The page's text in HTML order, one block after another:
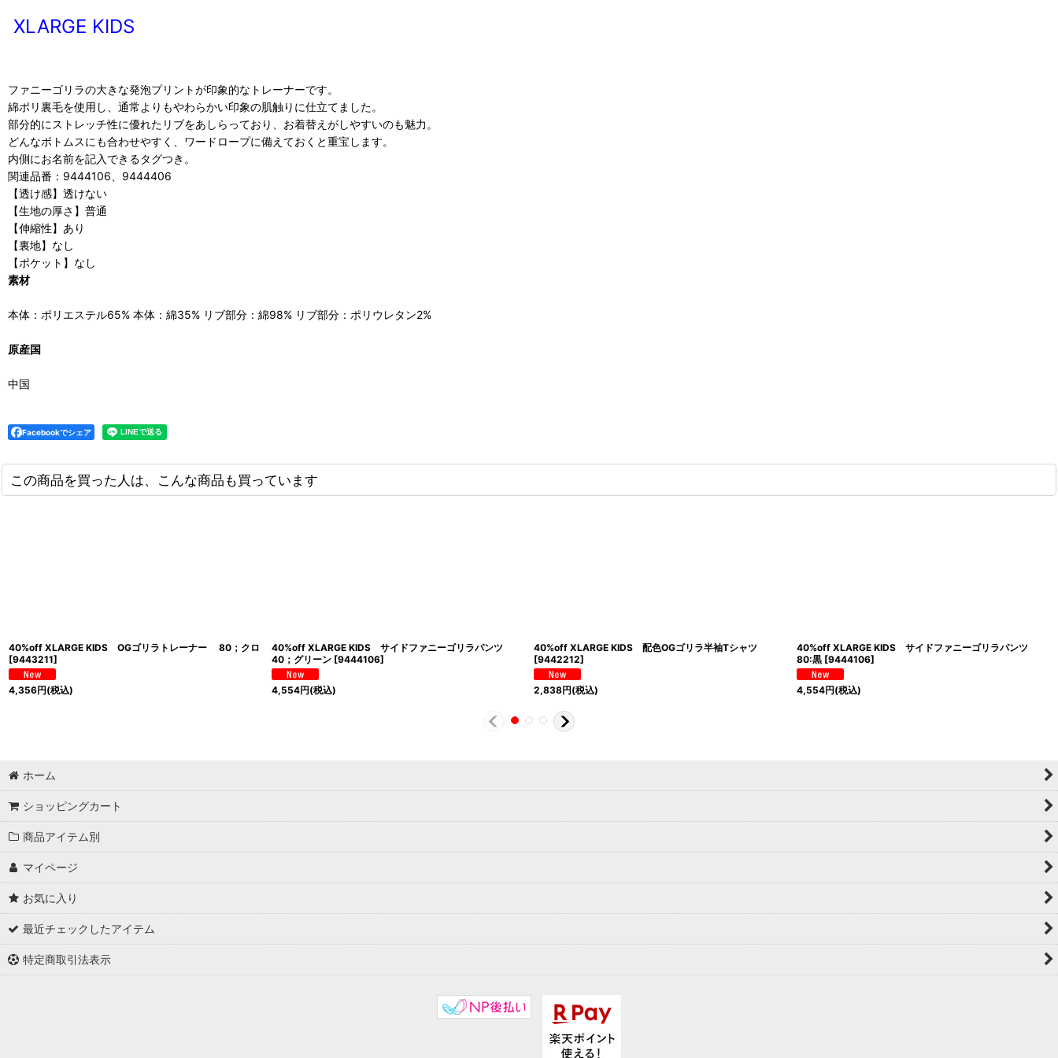
XLARGE KIDS
ファニーゴリラの大きな発泡プリントが印象的なトレーナーです。
綿ポリ裏毛を使用し、通常よりもやわらかい印象の肌触りに仕立てました。
部分的にストレッチ性に優れたリブをあしらっており、お着替えがしやすいのも魅力。
どんなボトムスにも合わせやすく、ワードロープに備えておくと重宝します。
内側にお名前を記入できるタグつき。
関連品番：9444106、9444406
【透け感】透けない
【生地の厚さ】普通
【伸縮性】あり
【裏地】なし
【ポケット】なし
素材
本体：ポリエステル65% 本体：綿35% リブ部分：綿98% リブ部分：ポリウレタン2%
原産国
中国
Facebookでシェア
この商品を買った人は、こんな商品も買っています
40%off XLARGE KIDS OGゴリラトレーナー 80；クロ
[9443211]
4,356円(税込)
40%off XLARGE KIDS サイドファニーゴリラパンツ
40；グリーン [9444106]
4,554円(税込)
40%off XLARGE KIDS 配色OGゴリラ半袖Tシャツ
[9442212]
2,838円(税込)
40%off XLARGE KIDS サイドファニーゴリラパンツ
80:黒 [9444106]
4,554円(税込)
ホーム
ショッピングカート
商品アイテム別
マイページ
お気に入り
最近チェックしたアイテム
特定商取引法表示